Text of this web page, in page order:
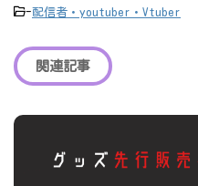
-配信者・youtuber・Vtuber
関連記事